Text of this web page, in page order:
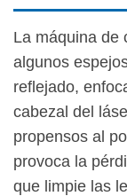
La máquina de
algunos
reflejado,
cabezal del
propensos al
provoca la
que limpie las